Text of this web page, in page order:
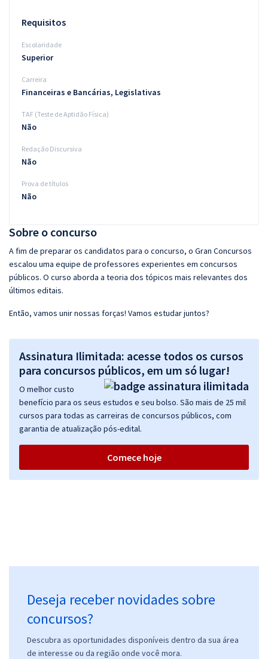
Sobre o concurso
A fim de preparar os candidatos para o concurso, o Gran Concursos
escalou uma equipe de professores experientes em concursos
públicos. O curso aborda a teoria dos tópicos mais relevantes dos
últimos editais.
Então, vamos unir nossas forças! Vamos estudar juntos?
Assinatura Ilimitada: acesse todos os cursos
para concursos públicos, em um só lugar!
O melhor custo
benefício para os seus estudos e seu bolso. São mais de 25 mil
cursos para todas as carreiras de concursos públicos, com
garantia de atualização pós-edital.
Comece hoje
Deseja receber novidades sobre
concursos?
Descubra as oportunidades disponíveis dentro da sua área
de interesse ou da região onde você mora.
Requisitos
Escolaridade
Superior
Carreira
Financeiras e Bancárias, Legislativas
TAF (Teste de Aptidão Física)
Não
Redação Discursiva
Não
Prova de títulos
Não